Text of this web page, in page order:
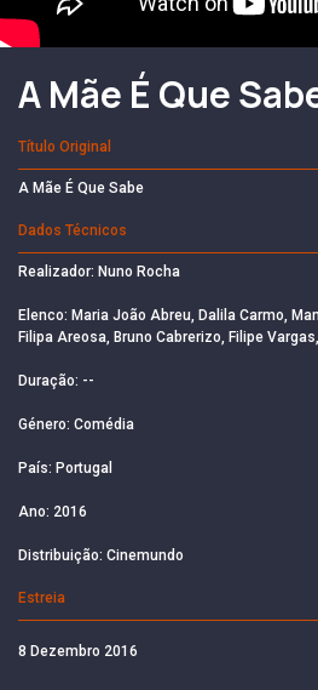
A Mãe É Que
Título Original
A Mãe É Que Sabe
Dados Técnicos
Realizador: Nuno Rocha
Elenco: Maria João Abreu, Dalila Carmo,
Filipa Areosa, Bruno Cabrerizo, Filipe
Duração: --
Género: Comédia
País: Portugal
Ano: 2016
Distribuição: Cinemundo
Estreia
8 Dezembro 2016